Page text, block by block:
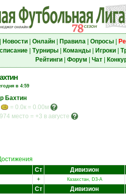
Новости| Онлайн| Правила| Опросы|
| Турниры| Команды| Игроки|
Рейтинги| Форум Чат|
в 4:59
Бахтин
= 0.0к = 0.00м
974 место = +3 в августе
Ст Дивизион
+ Казахстан, D3-A
Ст Дивизион